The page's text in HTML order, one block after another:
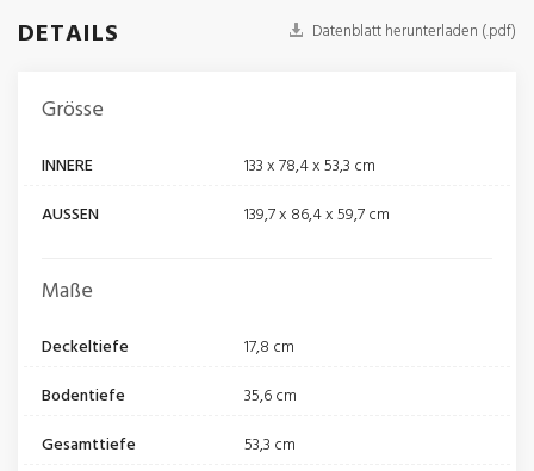
DETAILS Datenblatt herunterladen (.pdf)
Grösse
INNERE
133 x 78,4 x 53,3 cm
AUSSEN
139,7 x 86,4 x 59,7 cm
Maße
Deckeltiefe
17,8 cm
Bodentiefe
35,6 cm
Gesamttiefe
53,3 cm